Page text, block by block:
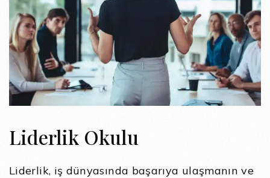
Liderlik Okulu
Liderlik, iş dünyasında başarıya ulaşmanın ve